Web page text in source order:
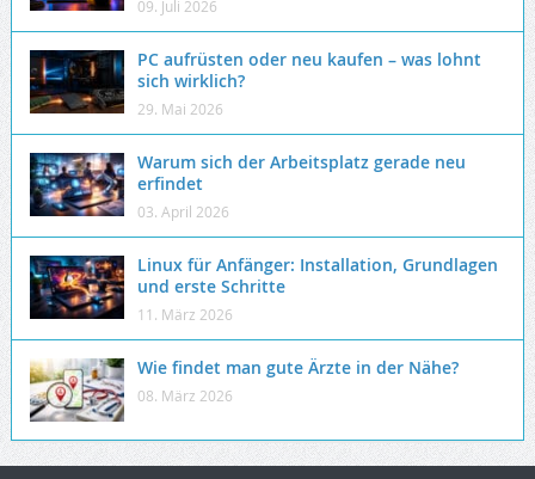
09. Juli 2026
PC aufrüsten oder neu kaufen – was lohnt
sich wirklich?
29. Mai 2026
Warum sich der Arbeitsplatz gerade neu
erfindet
03. April 2026
Linux für Anfänger: Installation, Grundlagen
und erste Schritte
11. März 2026
Wie findet man gute Ärzte in der Nähe?
08. März 2026